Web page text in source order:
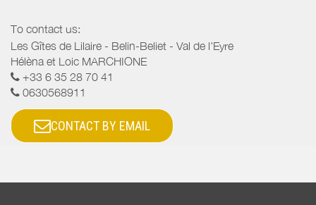
To contact us:
Les Gîtes de Lilaire - Belin-Beliet - Val de l'Eyre
Hélèna et Loic MARCHIONE
+33 6 35 28 70 41
0630568911
CONTACT BY EMAIL